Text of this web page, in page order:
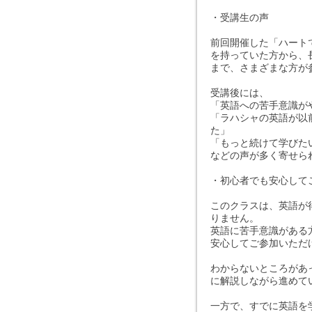
・受講生の声
前回開催した「ハート
を持っていた方から
まで、さまざまな方
受講後には、
「英語への苦手意識
「ラハシャの英語が
た」
「もっと続けて学び
などの声が多く寄せら
・初心者でも安心し
このクラスは、英語
りません。
英語に苦手意識がある
安心してご参加いただ
わからないところがあ
に解説しながら進めて
一方で、すでに英語を